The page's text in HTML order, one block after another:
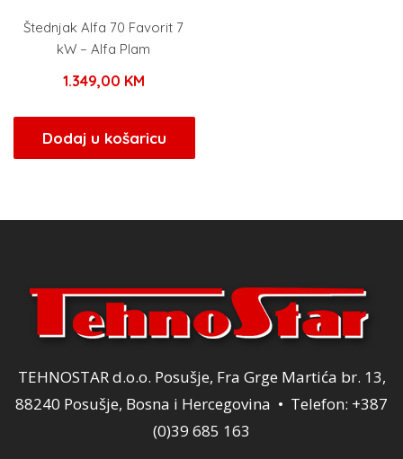
Štednjak Alfa 70 Favorit 7
kW – Alfa Plam
1.349,00 KM
Dodaj u košaricu
TEHNOSTAR d.o.o. Posušje, Fra Grge Martića br. 13,
88240 Posušje, Bosna i Hercegovina • Telefon: +387
(0)39 685 163